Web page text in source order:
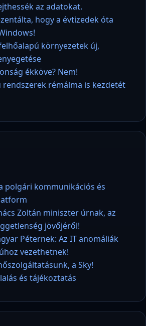
az adatokat.
hogy a évtizedek óta
környezetek új,
ékköve? Nem!
rendszerek rémálma is kezdetét
polgári kommunikációs és
Zoltán miniszter úrnak, az
jövőjéről!
Péternek: Az IT anomáliák
vezethetnek!
a Sky!
és tájékoztatás